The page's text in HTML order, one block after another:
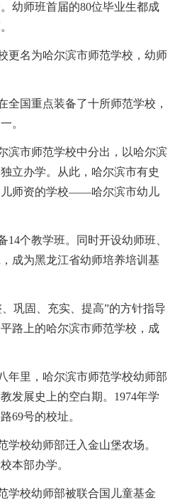
幼师班首届的80位毕业生都成
更名为哈尔滨市师范学校，幼师
全国重点装备了十所师范学校，
。
滨市师范学校中分出，以哈尔滨
立办学。从此，哈尔滨市有史
儿师资的学校——哈尔滨市幼儿
14个教学班。同时开设幼师班、
成为黑龙江省幼师培养培训基
巩固、充实、提高”的方针指导
路上的哈尔滨市师范学校，成
年里，哈尔滨市师范学校幼师部
发展史上的空白期。 1974年学
69号的校址。
学校幼师部迁入金山堡农场。
本部办学。
学校幼师部被联合国儿童基金